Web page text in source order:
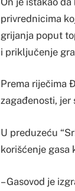
privrednicima
grijanja poput
i priključenje
Prema riječima
zagađenosti, jer
U preduzeću
korišćenje gasa
– Gasovod je